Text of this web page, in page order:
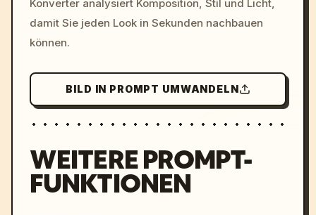
Konverter analysiert Komposition, Stil und Licht,
damit Sie jeden Look in Sekunden nachbauen
können.
BILD IN PROMPT UMWANDELN
WEITERE PROMPT-
FUNKTIONEN